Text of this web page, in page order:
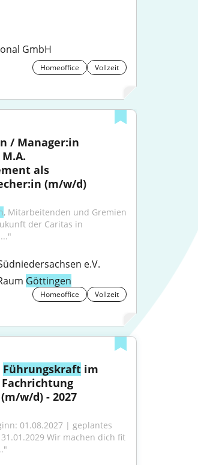
GmbH
Homeoffice Vollzeit
/ Manager:in
als
(m/w/d)
, Mitarbeitenden und Gremien
der Caritas in
e.V.
Göttingen
Homeoffice Vollzeit
Führungskraft im
w/d) - 2027
01.08.2027 | geplantes
Wir machen dich fit